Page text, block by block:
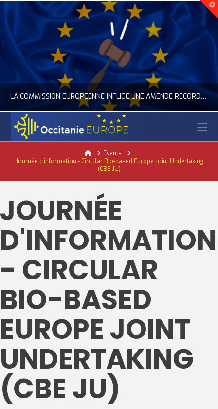
LA COMMISSION EUROPÉENNE INFLIGE UNE AMENDE RECORD À GOOGLE
ACTUALITÉ DE L'UNION EUROPÉENNE, ACTUALITÉ DE LA REPRÉSENTATION D’OCCITANIE EUROPE, NUMÉRIQUE- DIGITAL
HomeEvents
Journée d'information - Circular Bio-based Europe Joint Undertaking
(CBE JU)
JOURNÉE
D'INFORMATION
- CIRCULAR
BIO-BASED
EUROPE JOINT
UNDERTAKING
(CBE JU)